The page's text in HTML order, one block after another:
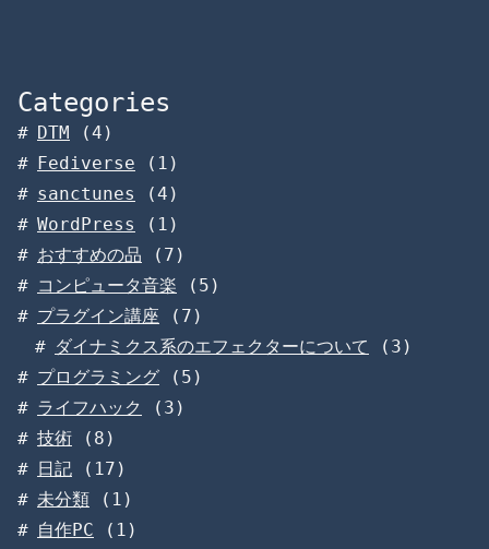
Categories
DTM
(4)
Fediverse (1)
sanctunes
(4)
WordPress
(1)
おすすめの品 (7)
コンピュータ音楽 (5)
プラグイン講座 (7)
ダイナミクス系のエフェクターについて
(3)
プログラミング (5)
ライフハック
(3)
技術 (8)
日記 (17)
未分類 (1)
自作PC (1)